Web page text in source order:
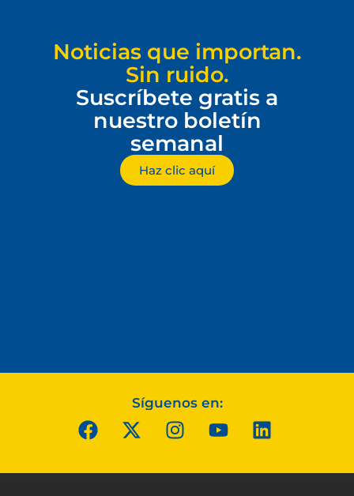
Noticias que importan.
Sin ruido.
Suscríbete gratis a
nuestro boletín
semanal
Haz clic aquí
Síguenos en: